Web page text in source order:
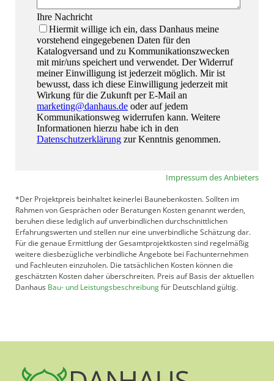
Impressum des Anbieters
*Der Projektpreis beinhaltet keinerlei Baunebenkosten. Sollten im
Rahmen von Gesprächen oder Beratungen Kosten genannt werden,
beruhen diese lediglich auf unverbindlichen durchschnittlichen
Erfahrungswerten und stellen nur eine unverbindliche Schätzung dar.
Für die genaue Ermittlung der Gesamtprojektkosten sind regelmäßig
weitere diesbezügliche verbindliche Angebote bei Fachunternehmen
und Fachleuten einzuholen. Die tatsächlichen Kosten können die
geschätzten Kosten daher überschreiten. Preis auf Basis der aktuellen
Danhaus Bau- und Leistungsbeschreibungfür Deutschland gültig.